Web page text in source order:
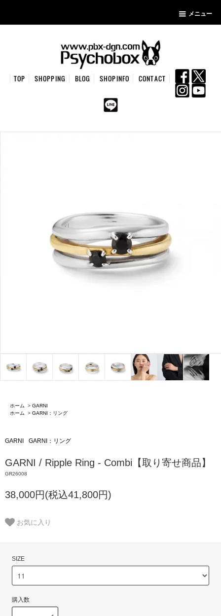
メニュー
TOP SHOPPING BLOG SHOPINFO CONTACT
ホーム > GARNI
ホーム
> GARNI：リング
GARNI GARNI：リング
GARNI / Ripple Ring - Combi【取り寄せ商品】
GR26008
38,000円(税込41,800円)
お気に入り
SIZE
購入数